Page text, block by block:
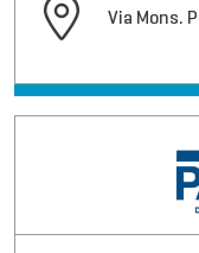
Via Mons.